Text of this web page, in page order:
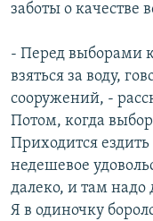
заботы о качестве
- Перед выборами
взяться за воду,
сооружений, -
Потом, когда
Приходится
недешевое
далеко, и там надо
Я в одиночку